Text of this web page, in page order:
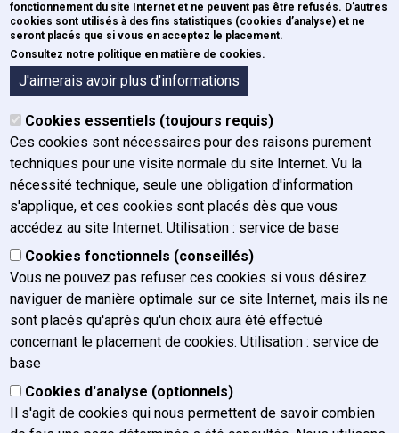
fonctionnement du site Internet et ne peuvent pas être refusés. D’autres
cookies sont utilisés à des fins statistiques (cookies d’analyse) et ne
seront placés que si vous en acceptez le placement.
Consultez notre politique en matière de cookies.
J'aimerais avoir plus d'informations
Cookies essentiels (toujours requis)
Ces cookies sont nécessaires pour des raisons purement
techniques pour une visite normale du site Internet. Vu la
nécessité technique, seule une obligation d'information
s'applique, et ces cookies sont placés dès que vous
accédez au site Internet. Utilisation : service de base
Cookies fonctionnels (conseillés)
Vous ne pouvez pas refuser ces cookies si vous désirez
naviguer de manière optimale sur ce site Internet, mais ils ne
sont placés qu'après qu'un choix aura été effectué
concernant le placement de cookies. Utilisation : service de
base
Cookies d'analyse (optionnels)
Il s'agit de cookies qui nous permettent de savoir combien
Newsletters
ECE
Formulaires
A propos de l'IFJ
Organigramme
Organes
Historique
Mission, vision et valeurs
Rapport annuel
Plan de gestion
Actualités
Postes vacants
FAQ / Contact
Nous contacter
Nous atteindre
Presse
Plaintes